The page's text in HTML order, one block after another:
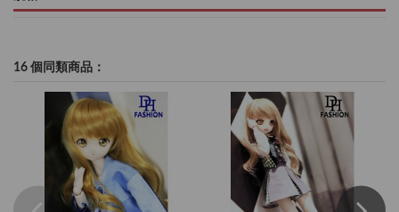
16 個同類商品：